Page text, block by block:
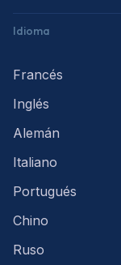
Idioma
Francés
Inglés
Alemán
Italiano
Portugués
Chino
Ruso